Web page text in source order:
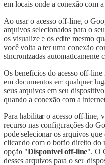
em locais onde a conexão com
Ao usar o acesso off-line, o
arquivos selecionados para o
os visualize e os edite mesmo
você volta a ter uma conexão
sincronizadas automaticamente
Os benefícios do acesso off-
em documentos em qualquer
seus arquivos em seu
quando a conexão com a
Para habilitar o acesso off-line,
recurso nas configurações do
pode selecionar os arquivos
clicando com o botão direito do
opção "Disponível off-line". O
desses arquivos para o seu